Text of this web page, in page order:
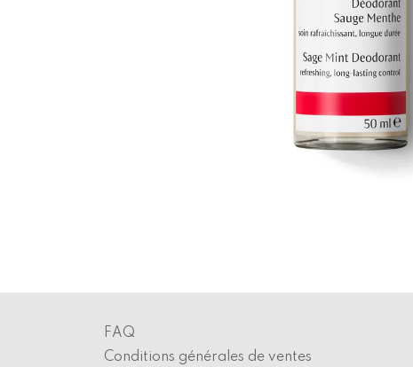
FAQ
Conditions générales de ventes